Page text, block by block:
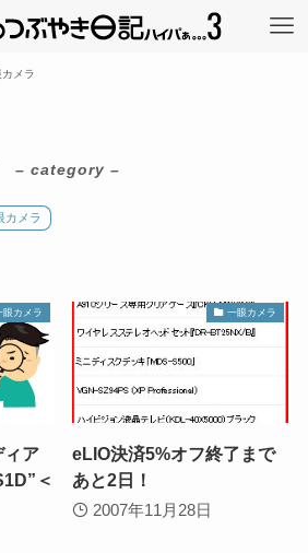
メラ
– category –
カメラ
眼カメラ
ィア
＜
一眼カメラ
eLIO決済5%オフ終了まで
あと2日！
2007年11月28日